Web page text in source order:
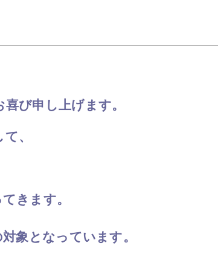
び申し上げます。
、
きます。
象となっています。